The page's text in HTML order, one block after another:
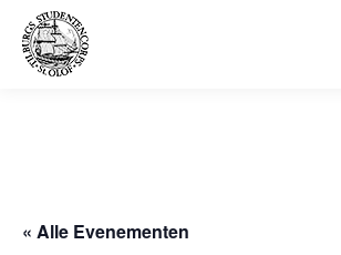
« Alle Evenementen